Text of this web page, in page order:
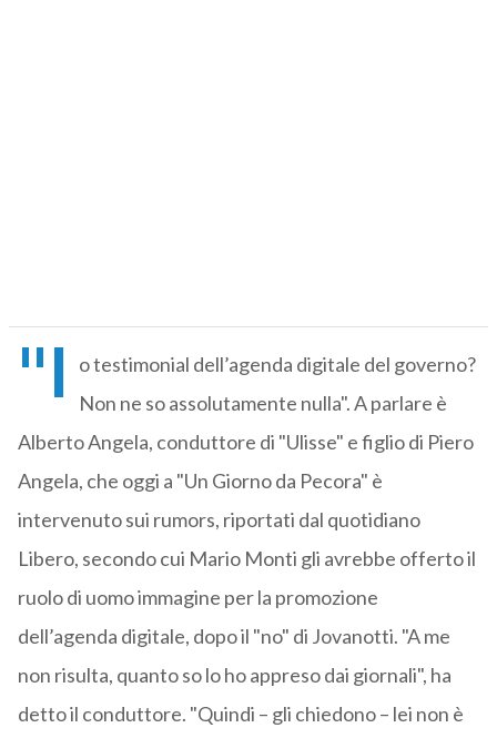
"I
o testimonial dell’agenda digitale del governo?
Non ne so assolutamente nulla". A parlare è
Alberto Angela, conduttore di "Ulisse" e figlio di Piero
Angela, che oggi a "Un Giorno da Pecora" è
intervenuto sui rumors, riportati dal quotidiano
Libero, secondo cui Mario Monti gli avrebbe offerto il
ruolo di uomo immagine per la promozione
dell’agenda digitale, dopo il "no" di Jovanotti. "A me
non risulta, quanto so lo ho appreso dai giornali", ha
detto il conduttore. "Quindi – gli chiedono – lei non è